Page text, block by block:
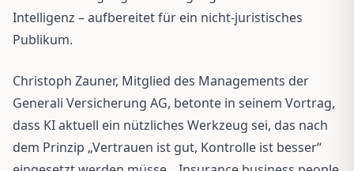
Intelligenz – aufbereitet für ein nicht-juristisches
Publikum.
Christoph Zauner, Mitglied des Managements der
Generali Versicherung AG, betonte in seinem Vortrag,
dass KI aktuell ein nützliches Werkzeug sei, das nach
dem Prinzip „Vertrauen ist gut, Kontrolle ist besser“